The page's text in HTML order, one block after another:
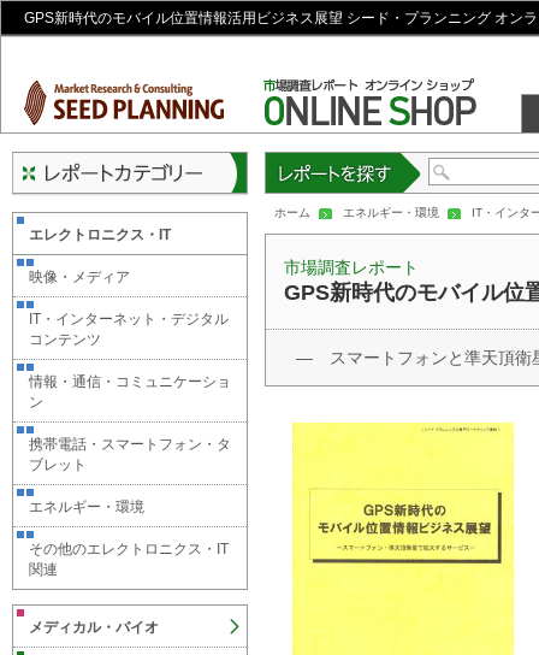
GPS新時代のモバイル位置情報活用ビジネス展望 シード・プランニング オン
ホーム エネルギー・環境 IT・インタ
市場調査レポート
GPS新時代のモバイル位
― スマートフォンと準天頂
エレクトロニクス・IT
映像・メディア
IT・インターネット・デジタル
コンテンツ
情報・通信・コミュニケーショ
ン
携帯電話・スマートフォン・タ
ブレット
エネルギー・環境
その他のエレクトロニクス・IT
関連
メディカル・バイオ